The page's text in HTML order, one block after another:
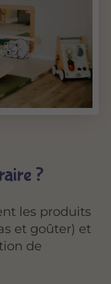
?
les produits
et goûter) et
de